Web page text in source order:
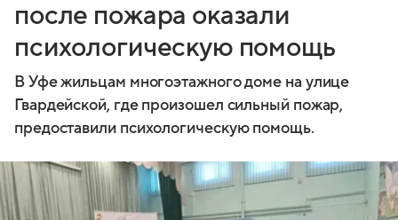
после пожара оказали
психологическую помощь
В Уфе жильцам многоэтажного доме на улице
Гвардейской, где произошел сильный пожар,
предоставили психологическую помощь.